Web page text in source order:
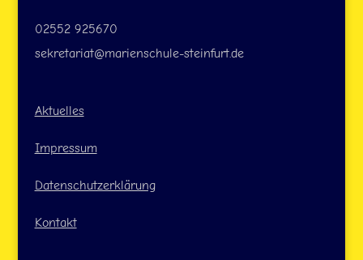
02552 925670
sekretariat@marienschule-steinfurt.de
Aktuelles
Impressum
Datenschutzerklärung
Kontakt